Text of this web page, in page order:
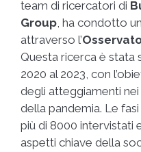
team di ricercatori di
Group, ha condotto
attraverso l’
Questa ricerca è stata
2020 al 2023, con
degli atteggiamenti
della pandemia. Le
più di 8000 intervistati
aspetti chiave della